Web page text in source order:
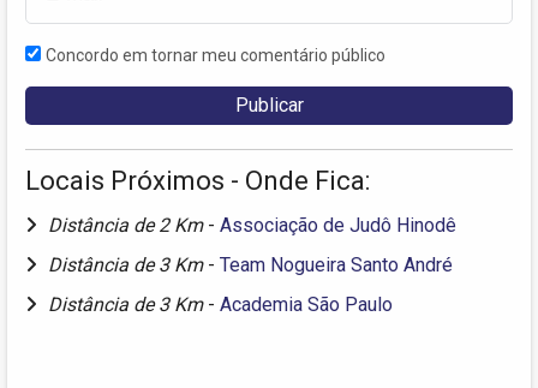
Concordo em tornar meu comentário público
Locais Próximos - Onde Fica:
Distância de 2 Km - Associação de Judô Hinodê
Distância de 3 Km - Team Nogueira Santo André
Distância de 3 Km - Academia São Paulo